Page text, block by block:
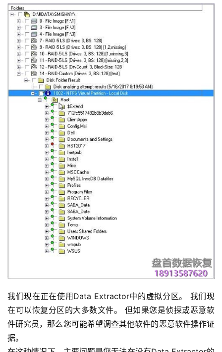
我们现在正在使用Data Extractor中的虚拟分区。 我们现
在可以恢复分区的大多数文件。 但如果您是侦探或恶意软
件研究员，那么您可能希望调查其他软件的恶意软件操作证
据。